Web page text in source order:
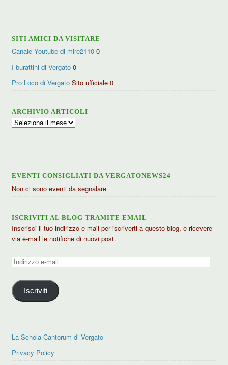
SITI AMICI DA VISITARE
Canale Youtube di mire2110 0
I burattini di Vergato 0
Pro Loco di Vergato Sito ufficiale 0
ARCHIVIO ARTICOLI
Archivio
EVENTI CONSIGLIATI DA VERGATONEWS24
Non ci sono eventi da segnalare
ISCRIVITI AL BLOG TRAMITE EMAIL
Inserisci il tuo indirizzo e-mail per iscriverti a questo blog, e ricevere
via e-mail le notifiche di nuovi post.
Indirizzo
mail
Iscriviti
La Schola Cantorum di Vergato
Privacy Policy